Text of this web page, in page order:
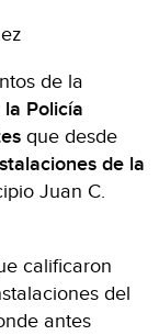
de la
Policía
que desde
de la
Juan C.
calificaron
del
antes